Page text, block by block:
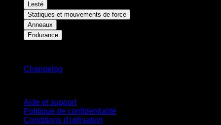
Lesté
Statiques et mouvements de force
Anneaux
Endurance
Changelog
Aide et support
Politique de confidentialité
Conditions d'utilisation